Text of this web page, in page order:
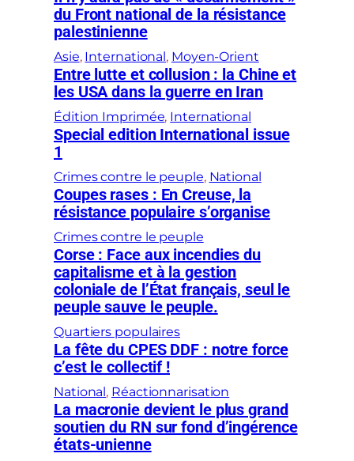
du Front national de la résistance
palestinienne
Asie, International , Moyen-Orient
Entre lutte et collusion : la Chine et
les USA dans la guerre en Iran
Édition Imprimée, International
Special edition International issue
1
Crimes contre le peuple, National
Coupes rases : En Creuse, la
résistance populaire s’organise
Crimes contre le peuple
Corse : Face aux incendies du
capitalisme et à la gestion
coloniale de l’État français, seul le
peuple sauve le peuple.
Quartiers populaires
La fête du CPES DDF : notre force
c’est le collectif !
National , Réactionnarisation
La macronie devient le plus grand
soutien du RN sur fond d’ingérence
états-unienne